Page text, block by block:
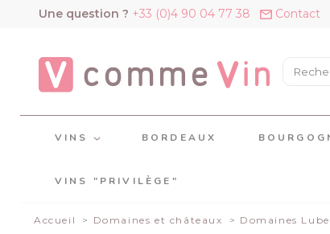
Une question ? +33 (0)4 90 04 77 38 Contact
VINS BORDEAUX
VINS "PRIVILÈGE"
Accueil Domaines et châteaux Domaines
Panneau de gestion des cookies